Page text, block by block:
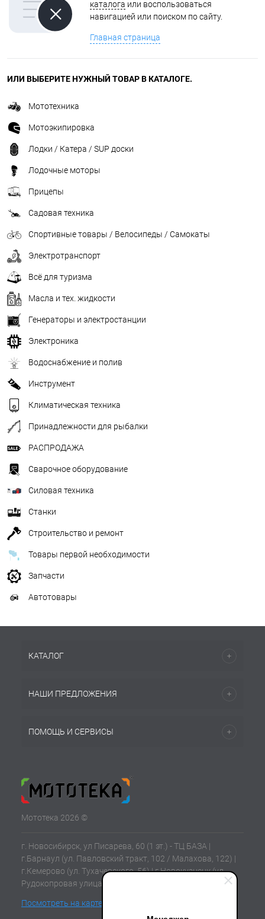
каталога или воспользоваться
навигацией или поиском по сайту.
Главная страница
ИЛИ ВЫБЕРИТЕ НУЖНЫЙ ТОВАР В КАТАЛОГЕ.
Мототехника
Мотоэкипировка
Лодки / Катера / SUP доски
Лодочные моторы
Прицепы
Садовая техника
Спортивные товары / Велосипеды / Самокаты
Электротранспорт
Всё для туризма
Масла и тех. жидкости
Генераторы и электростанции
Электроника
Водоснабжение и полив
Инструмент
Климатическая техника
Принадлежности для рыбалки
РАСПРОДАЖА
Сварочное оборудование
Силовая техника
Станки
Строительство и ремонт
Товары первой необходимости
Запчасти
Автотовары
КАТАЛОГ
НАШИ ПРЕДЛОЖЕНИЯ
ПОМОЩЬ И СЕРВИСЫ
Мототека 2026 ©
г. Новосибирск, ул Писарева, 60 (1 эт.) - ТЦ БАЗА |
г.Барнаул (ул. Павловский тракт, 102 / Малахова, 122) |
г.Кемерово (ул. Тухачевского, 56) | г.Новокузнецк (ул.
Рудокопровая улица, 21) | г.Томск (ул. Клюева, 11В)
Посмотреть на карте